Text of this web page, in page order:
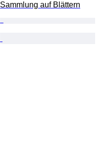
Sammlung auf Blättern